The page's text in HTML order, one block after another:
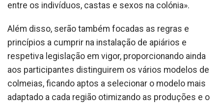
entre os indivíduos, castas e sexos na colónia».
Além disso, serão também focadas as regras e
princípios a cumprir na instalação de apiários e
respetiva legislação em vigor, proporcionando ainda
aos participantes distinguirem os vários modelos de
colmeias, ficando aptos a selecionar o modelo mais
adaptado a cada região otimizando as produções e o